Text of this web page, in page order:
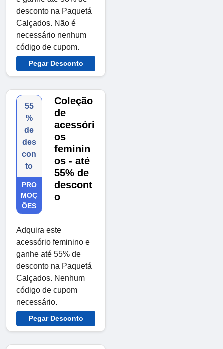
desconto na Paquetá
Calçados. Não é
necessário nenhum
código de cupom.
Pegar Desconto
55
%
de
des
con
to
PRO
MOÇ
ÕES
Coleção
de
acessóri
os
feminin
os - até
55% de
descont
o
Adquira este
acessório feminino e
ganhe até 55% de
desconto na Paquetá
Calçados. Nenhum
código de cupom
necessário.
Pegar Desconto